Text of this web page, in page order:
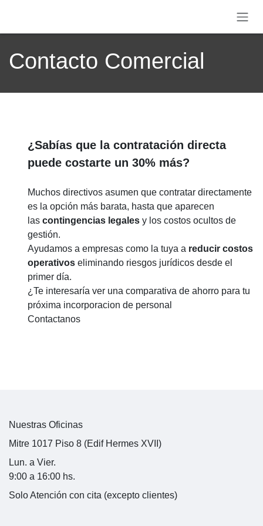
Contacto Comercial
¿Sabías que la contratación directa
puede costarte un 30% más?
Muchos directivos asumen que contratar directamente
es la opción más barata, hasta que aparecen
las contingencias legales y los costos ocultos de
gestión.
Ayudamos a empresas como la tuya a reducir costos
operativos eliminando riesgos jurídicos desde el
primer día.
¿Te interesaría ver una comparativa de ahorro para tu
próxima incorporacion de personal
Contactanos
Nuestras Oficinas
Mitre 1017 Piso 8 (Edif Hermes XVII)
Lun. a Vier.
9:00 a 16:00 hs.
Solo Atención con cita (excepto clientes)